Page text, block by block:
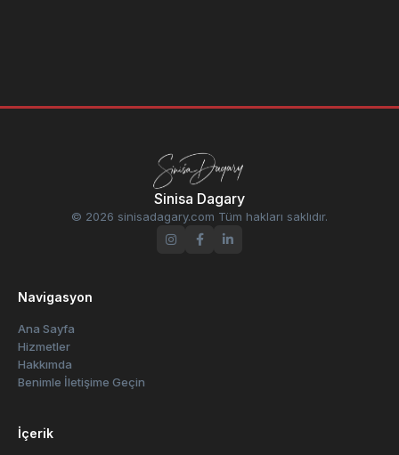
Sinisa Dagary
© 2026 sinisadagary.com Tüm hakları saklıdır.
Navigasyon
Ana Sayfa
Hizmetler
Hakkımda
Benimle İletişime Geçin
İçerik